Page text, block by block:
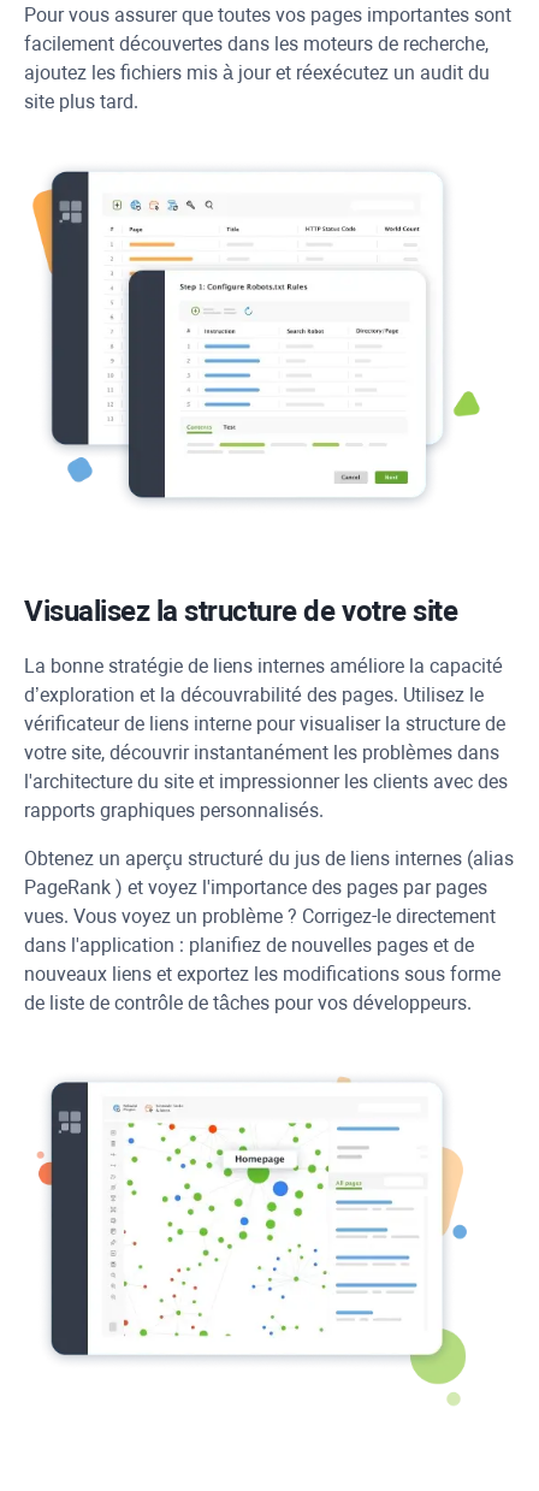
Pour vous assurer que toutes vos pages importantes sont
facilement découvertes dans les moteurs de recherche,
ajoutez les fichiers mis à jour et réexécutez un audit du
site plus tard.
Visualisez la structure de votre site
La bonne stratégie de liens internes améliore la capacité
d’exploration et la découvrabilité des pages. Utilisez le
vérificateur de liens interne pour visualiser la structure de
votre site, découvrir instantanément les problèmes dans
l'architecture du site et impressionner les clients avec des
rapports graphiques personnalisés.
Obtenez un aperçu structuré du jus de liens internes (alias
PageRank ) et voyez l'importance des pages par pages
vues. Vous voyez un problème ? Corrigez-le directement
dans l'application : planifiez de nouvelles pages et de
nouveaux liens et exportez les modifications sous forme
de liste de contrôle de tâches pour vos développeurs.